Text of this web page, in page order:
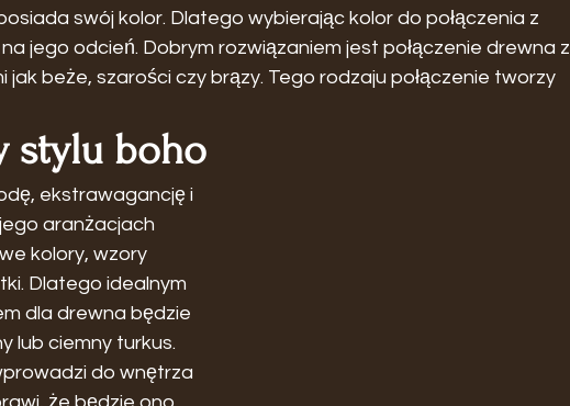
swój kolor. Dlatego wybierając kolor do połączenia z
jego odcień. Dobrym rozwiązaniem jest połączenie drewna z
jak beże, szarości czy brązy. Tego rodzaju połączenie tworzy
stylu boho
ekstrawagancję i
aranżacjach
kolory, wzory
Dlatego idealnym
dla drewna będzie
lub ciemny turkus.
do wnętrza